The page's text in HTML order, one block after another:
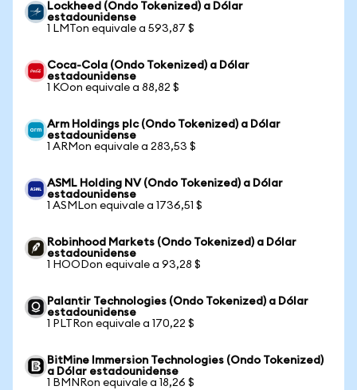
Lockheed (Ondo Tokenized) a Dólar
estadounidense
1 LMTon equivale a 593,87 $
Coca-Cola (Ondo Tokenized) a Dólar
estadounidense
1 KOon equivale a 88,82 $
Arm Holdings plc (Ondo Tokenized) a Dólar
estadounidense
1 ARMon equivale a 283,53 $
ASML Holding NV (Ondo Tokenized) a Dólar
estadounidense
1 ASMLon equivale a 1736,51 $
Robinhood Markets (Ondo Tokenized) a Dólar
estadounidense
1 HOODon equivale a 93,28 $
Palantir Technologies (Ondo Tokenized) a Dólar
estadounidense
1 PLTRon equivale a 170,22 $
BitMine Immersion Technologies (Ondo Tokenized)
a Dólar estadounidense
1 BMNRon equivale a 18,26 $